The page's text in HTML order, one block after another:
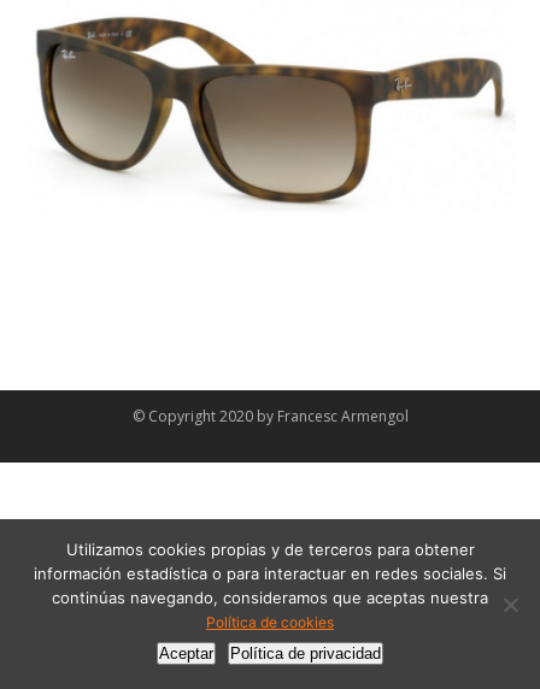
© Copyright 2020 by Francesc Armengol
Utilizamos cookies propias y de terceros para obtener
información estadística o para interactuar en redes sociales. Si
continúas navegando, consideramos que aceptas nuestra
Política de cookies
Aceptar
Política de privacidad